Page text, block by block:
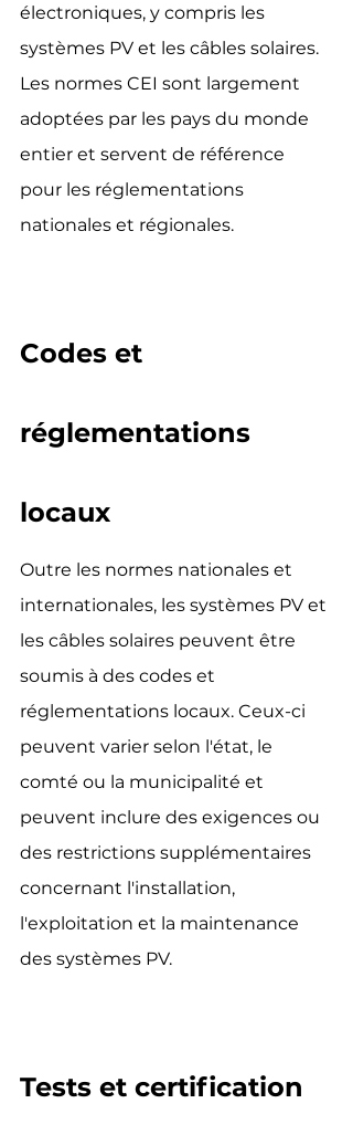
électroniques, y compris les
systèmes PV et les câbles solaires.
Les normes CEI sont largement
adoptées par les pays du monde
entier et servent de référence
pour les réglementations
nationales et régionales.
Codes et
réglementations
locaux
Outre les normes nationales et
internationales, les systèmes PV et
les câbles solaires peuvent être
soumis à des codes et
réglementations locaux. Ceux-ci
peuvent varier selon l'état, le
comté ou la municipalité et
peuvent inclure des exigences ou
des restrictions supplémentaires
concernant l'installation,
l'exploitation et la maintenance
des systèmes PV.
Tests et certification